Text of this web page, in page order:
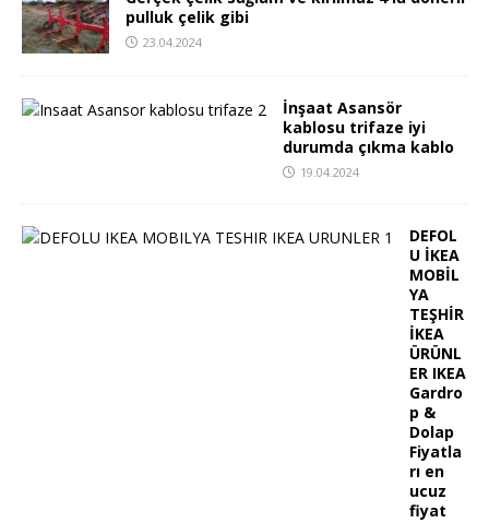
pulluk çelik gibi
23.04.2024
İnşaat Asansör
kablosu trifaze iyi
durumda çıkma kablo
19.04.2024
DEFOL
U İKEA
MOBİL
YA
TEŞHİR
İKEA
ÜRÜNL
ER IKEA
Gardro
p &
Dolap
Fiyatla
rı en
ucuz
fiyat